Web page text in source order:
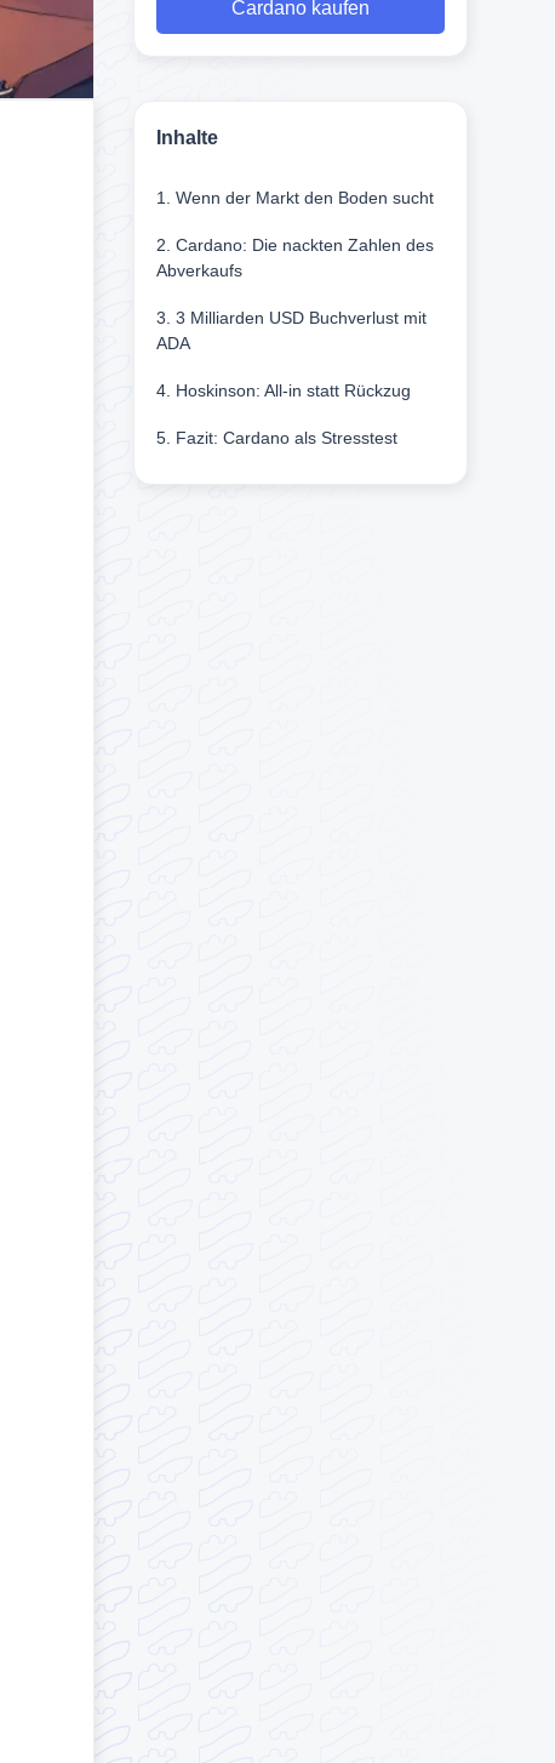
Cardano kaufen
Inhalte
1. Wenn der Markt den Boden sucht
2. Cardano: Die nackten Zahlen des
Abverkaufs
3. 3 Milliarden USD Buchverlust mit
ADA
4. Hoskinson: All-in statt Rückzug
5. Fazit: Cardano als Stresstest